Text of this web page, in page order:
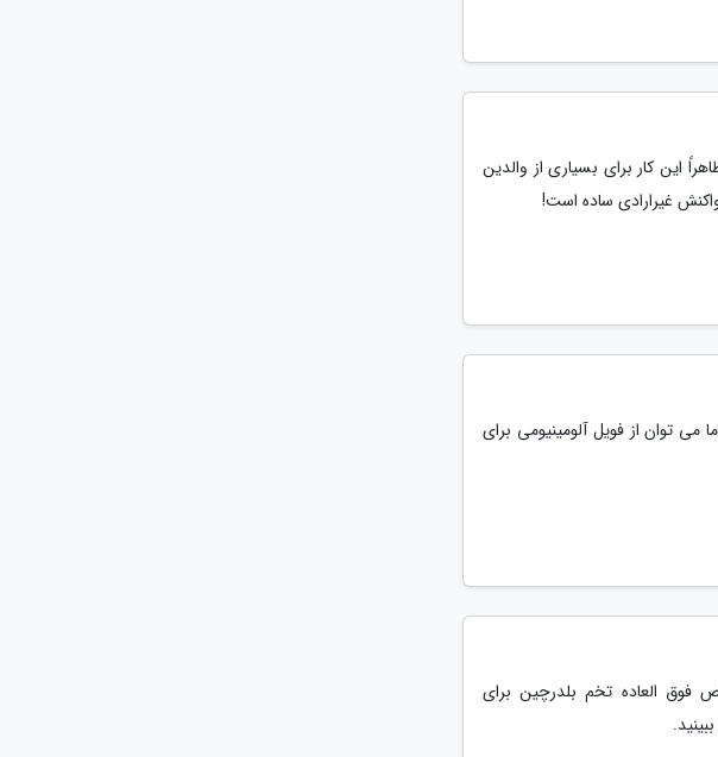
این کار برای بسیاری از والدین
غیرارادی ساده است!
می توان از فویل آلومینیومی برای
العاده تخم بلدرچین برای